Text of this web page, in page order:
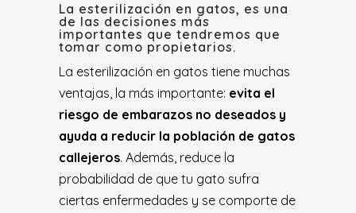
La esterilización en gatos, es una
de las decisiones más
importantes que tendremos que
tomar como propietarios.
La esterilización en gatos tiene muchas
ventajas, la más importante: evita el
riesgo de embarazos no deseados y
ayuda a reducir la población de gatos
callejeros. Además, reduce la
probabilidad de que tu gato sufra
ciertas enfermedades y se comporte de